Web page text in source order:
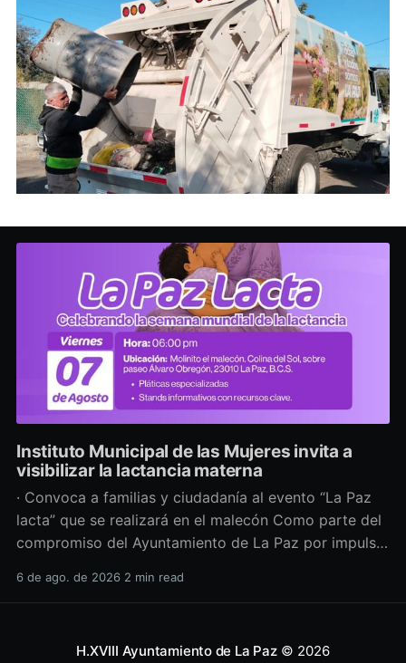
Instituto Municipal de las Mujeres invita a
visibilizar la lactancia materna
· Convoca a familias y ciudadanía al evento “La Paz
lacta” que se realizará en el malecón Como parte del
compromiso del Ayuntamiento de La Paz por impulsar
salud y los derechos de las mujeres, así como generar
6 de ago. de 2026 2 min read
H.XVIII Ayuntamiento de La Paz© 2026